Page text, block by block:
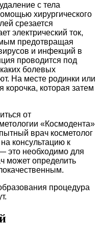
с тела
хирургического
срезается
электрический ток,
предотвращая
и инфекций в
проводится под
болевых
На месте родинки или
корочка, которая затем
от
«Космодента»
врач косметолог
консультацию к
это необходимо для
может определить
процедура